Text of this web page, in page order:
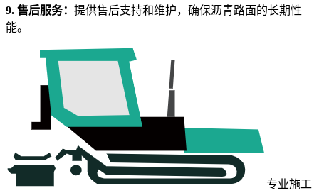
9. 售后服务： 提供售后支持和维护，确保沥青路面的长期性
能。
专业施工